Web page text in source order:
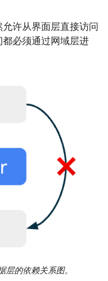
许从界面层直接访问
必须通过网域层进
的依赖关系图。